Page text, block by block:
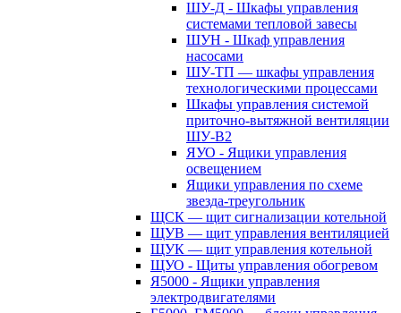
ШУ-Д - Шкафы управления
системами тепловой завесы
ШУН - Шкаф управления
насосами
ШУ-ТП — шкафы управления
технологическими процессами
Шкафы управления системой
приточно-вытяжной вентиляции
ШУ-В2
ЯУО - Ящики управления
освещением
Ящики управления по схеме
звезда-треугольник
ЩСК — щит сигнализации котельной
ЩУВ — щит управления вентиляцией
ЩУК — щит управления котельной
ЩУО - Щиты управления обогревом
Я5000 - Ящики управления
электродвигателями